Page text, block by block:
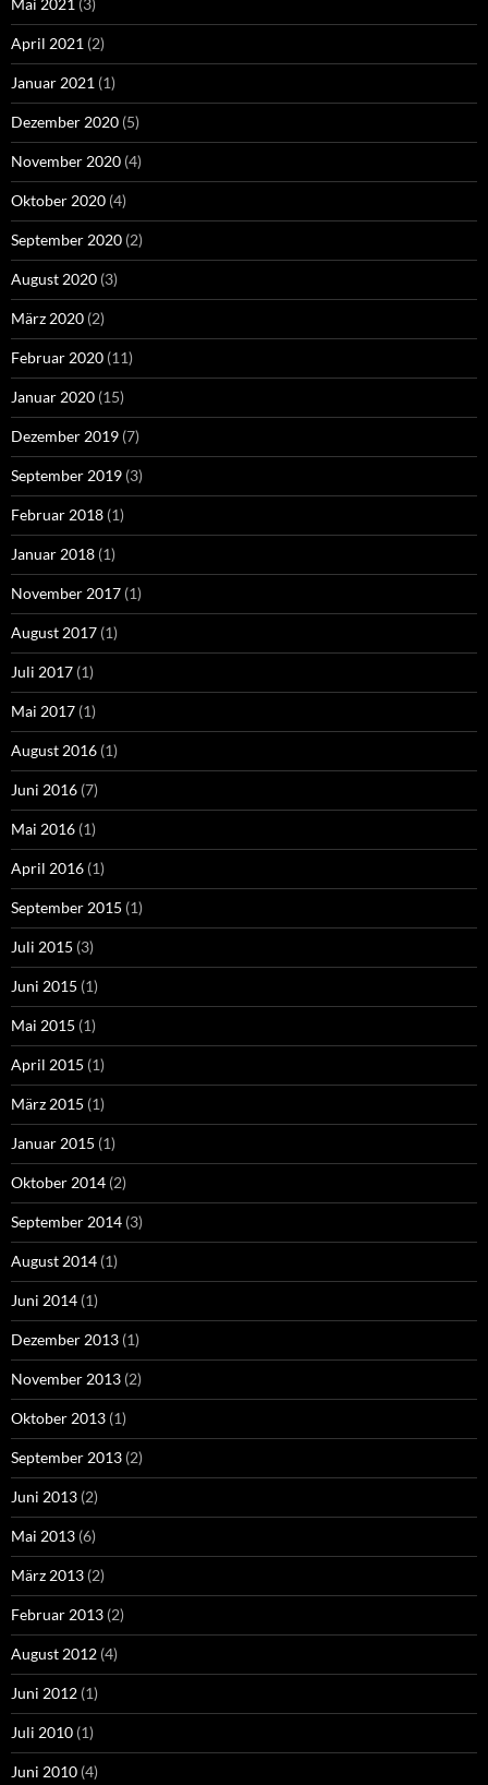
Mai 2021 (3)
April 2021 (2)
Januar 2021 (1)
Dezember 2020 (5)
November 2020 (4)
Oktober 2020 (4)
September 2020 (2)
August 2020 (3)
März 2020 (2)
Februar 2020 (11)
Januar 2020 (15)
Dezember 2019 (7)
September 2019 (3)
Februar 2018 (1)
Januar 2018 (1)
November 2017 (1)
August 2017 (1)
Juli 2017 (1)
Mai 2017 (1)
August 2016 (1)
Juni 2016 (7)
Mai 2016 (1)
April 2016 (1)
September 2015 (1)
Juli 2015 (3)
Juni 2015 (1)
Mai 2015 (1)
April 2015 (1)
März 2015 (1)
Januar 2015 (1)
Oktober 2014 (2)
September 2014 (3)
August 2014 (1)
Juni 2014 (1)
Dezember 2013 (1)
November 2013 (2)
Oktober 2013 (1)
September 2013 (2)
Juni 2013 (2)
Mai 2013 (6)
März 2013 (2)
Februar 2013 (2)
August 2012 (4)
Juni 2012 (1)
Juli 2010 (1)
Juni 2010 (4)